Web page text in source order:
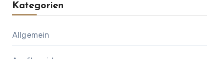
Kategorien
Allgemein